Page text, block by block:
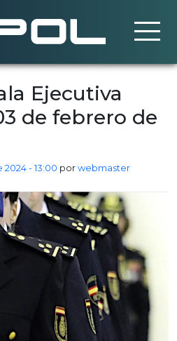
Ejecutiva
de febrero de
- 13:00 porwebmaster